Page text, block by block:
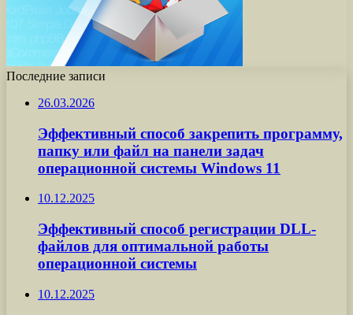
Последние записи
26.03.2026
Эффективный способ закрепить программу,
папку или файл на панели задач
операционной системы Windows 11
10.12.2025
Эффективный способ регистрации DLL-
файлов для оптимальной работы
операционной системы
10.12.2025